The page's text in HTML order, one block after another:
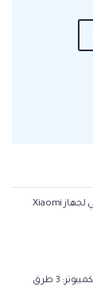
3 طرق لعمل استعادة ونسخ احتياطي لجهاز Xiaomi